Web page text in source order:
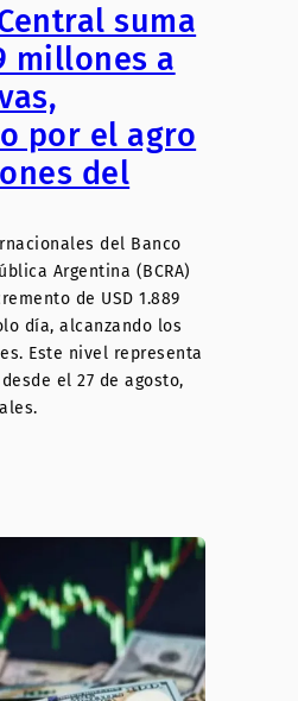
suma
millones a
por el agro
del
del Banco
Argentina (BCRA)
de USD 1.889
día, alcanzando los
Este nivel representa
el 27 de agosto,